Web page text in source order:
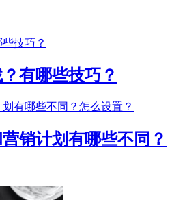
有哪些技巧？
销计划有哪些不同？